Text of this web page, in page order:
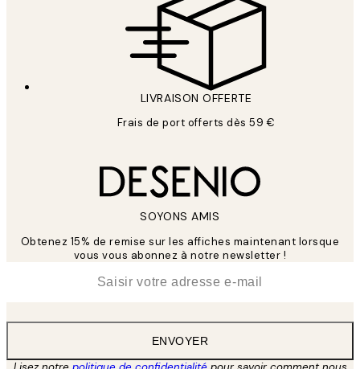
LIVRAISON OFFERTE
Frais de port offerts dès 59 €
SOYONS AMIS
Obtenez 15% de remise sur les affiches maintenant lorsque
vous vous abonnez à notre newsletter !
ENVOYER